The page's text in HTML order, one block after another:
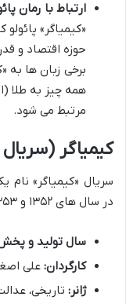
ارتباط با رمان
«کیمیاگر»
حوزه اقتصاد و
برخی زبان ها به
همه چیز به طلا
مرتبط می شود.
کیمیاگر (سریال
سریال «کیمیاگر» نام
در سال های ۱۳۵۲ و ۱۳۵۳ از تلویزیون ملی ایران پخش می شد.
سال تولید و
کارگردان:علی
ژانر: تاریخی،